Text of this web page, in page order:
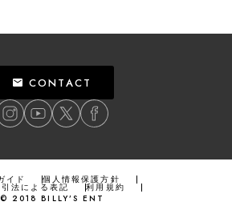
CONTACT
イド 個人情報保護方針
法による表記
利用規約
© 2018 BILLY’S ENT